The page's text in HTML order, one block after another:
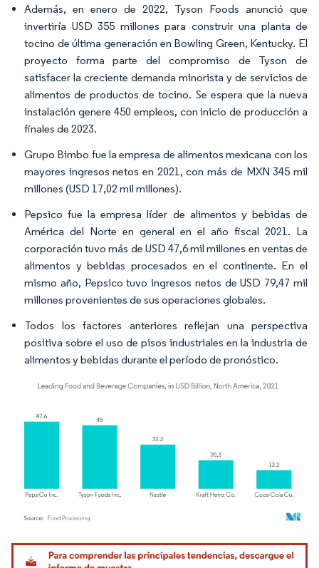
Además, en enero de 2022, Tyson Foods anunció que
invertiría USD 355 millones para construir una planta de
tocino de última generación en Bowling Green, Kentucky. El
proyecto forma parte del compromiso de Tyson de
satisfacer la creciente demanda minorista y de servicios de
alimentos de productos de tocino. Se espera que la nueva
instalación genere 450 empleos, con inicio de producción a
finales de 2023.
Grupo Bimbo fue la empresa de alimentos mexicana con los
mayores ingresos netos en 2021, con más de MXN 345 mil
millones (USD 17,02 mil millones).
Pepsico fue la empresa líder de alimentos y bebidas de
América del Norte en general en el año fiscal 2021. La
corporación tuvo más de USD 47,6 mil millones en ventas de
alimentos y bebidas procesados en el continente. En el
mismo año, Pepsico tuvo ingresos netos de USD 79,47 mil
millones provenientes de sus operaciones globales.
Todos los factores anteriores reflejan una perspectiva
positiva sobre el uso de pisos industriales en la industria de
alimentos y bebidas durante el período de pronóstico.
Imagen © Mordor Intelligence. El uso requiere atribución según CC BY 4.0.